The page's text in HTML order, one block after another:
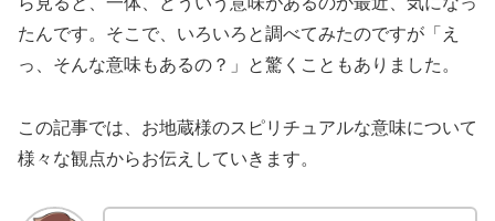
たんです。そこで、いろいろと調べてみたのですが「え
っ、そんな意味もあるの？」と驚くこともありました。
この記事では、お地蔵様のスピリチュアルな意味について
様々な観点からお伝えしていきます。